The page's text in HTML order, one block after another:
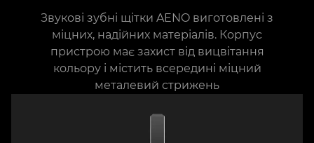
Звукові зубні щітки AENO виготовлені з
міцних, надійних матеріалів. Корпус
пристрою має захист від вицвітання
кольору і містить всередині міцний
металевий стрижень